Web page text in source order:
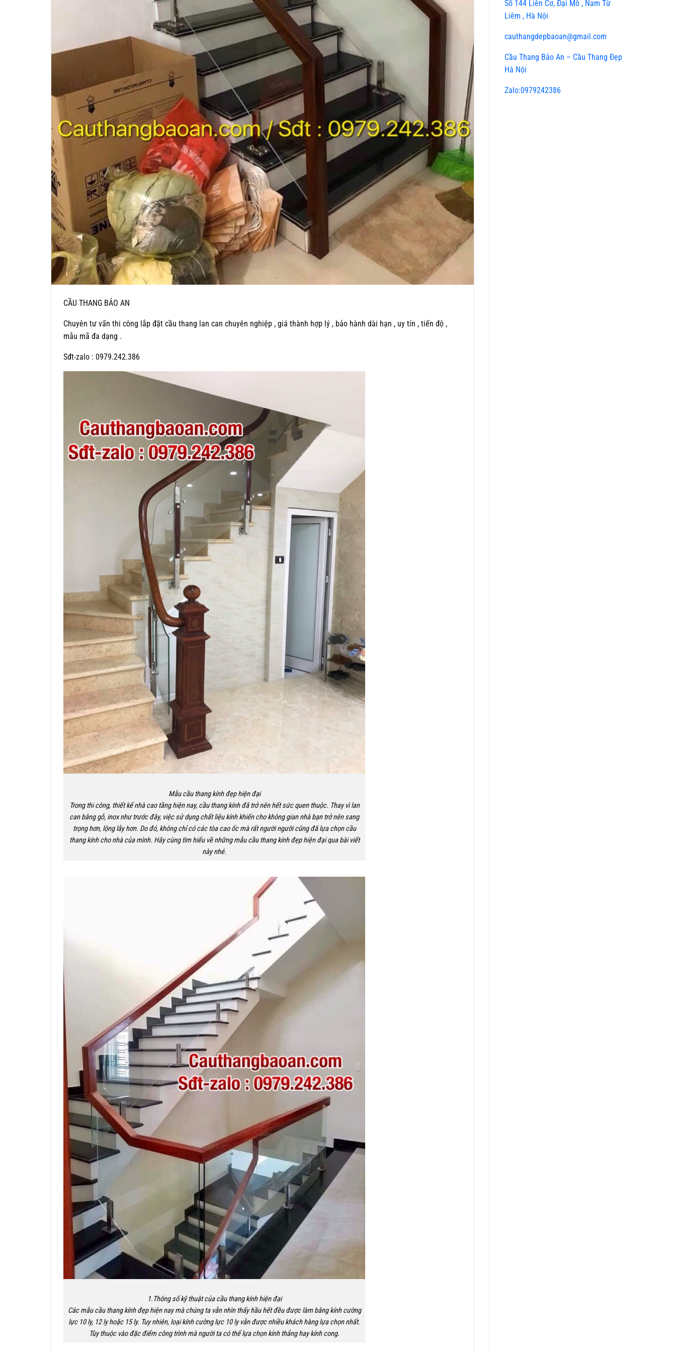
CẦU THANG BẢO AN
Chuyên tư vấn thi công lắp đặt cầu thang lan can chuyên nghiệp , giá thành hợp lý , bảo hành dài hạn , uy tín , tiến độ ,
mẫu mã đa dạng .
Sđt-zalo : 0979.242.386
Mẫu cầu thang kính đẹp hiện đại
Trong thi công, thiết kế nhà cao tầng hiện nay, cầu thang kính đã trở nên hết sức quen thuộc. Thay vì lan
can bằng gỗ, inox như trước đây, việc sử dụng chất liệu kính khiến cho không gian nhà bạn trở nên sang
trọng hơn, lộng lẫy hơn. Do đó, không chỉ có các tòa cao ốc mà rất người người cũng đã lựa chọn cầu
thang kính cho nhà của mình. Hãy cùng tìm hiểu về những mẫu cầu thang kính đẹp hiện đại qua bài viết
này nhé.
1.Thông số kỹ thuật của cầu thang kính hiện đại
Các mẫu cầu thang kính đẹp hiện nay mà chúng ta vẫn nhìn thấy hầu hết đều được làm bằng kính cường
lực 10 ly, 12 ly hoặc 15 ly. Tuy nhiên, loại kính cường lực 10 ly vẫn được nhiều khách hàng lựa chọn nhất.
Tùy thuộc vào đặc điểm công trình mà người ta có thể lựa chọn kính thẳng hay kính cong.
Số 144 Liên Cơ, Đại Mỗ , Nam Từ
Liêm , Hà Nội
cauthangdepbaoan@gmail.com
Cầu Thang Bảo An – Cầu Thang Đẹp
Hà Nội
Zalo:0979242386